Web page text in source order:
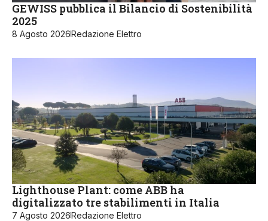
GEWISS pubblica il Bilancio di Sostenibilità
2025
8 Agosto 2026Redazione Elettro
Lighthouse Plant: come ABB ha
digitalizzato tre stabilimenti in Italia
7 Agosto 2026Redazione Elettro